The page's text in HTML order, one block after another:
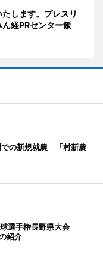
します。プレスリ
経PRセンター飯
での新規就農 「村新農
選手権長野県大会
紹介